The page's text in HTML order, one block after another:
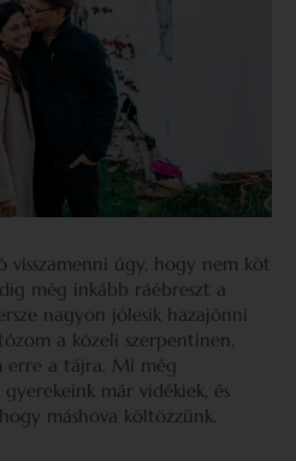
visszamenni úgy, hogy nem köt
még inkább ráébreszt a
nagyon jólesik hazajönni
a közeli szerpentinen,
erre a tájra. Mi még
már vidékiek, és
máshova költözzünk.